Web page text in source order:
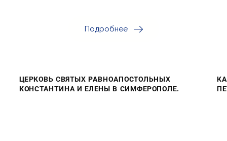
Подробнее
ЦЕРКОВЬ СВЯТЫХ РАВНОАПОСТОЛЬНЫХ
КОНСТАНТИНА И ЕЛЕНЫ В СИМФЕРОПОЛЕ.